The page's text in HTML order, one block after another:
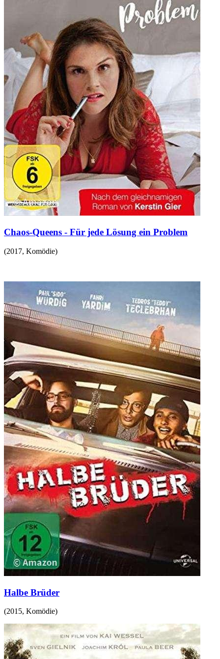
Chaos-Queens - Für jede Lösung ein Problem
(2017, Komödie)
Halbe Brüder
(2015, Komödie)